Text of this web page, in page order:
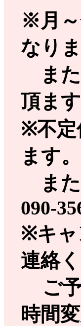
※月～
なりま
また
頂ま
※不定
ます。
また
090-
※キ
連絡
ご
時間